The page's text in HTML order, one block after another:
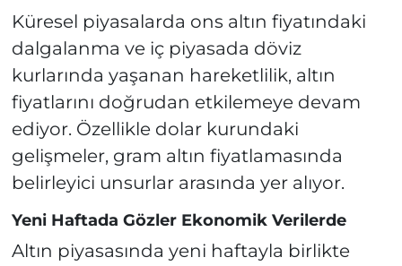
Küresel piyasalarda ons altın fiyatındaki
dalgalanma ve iç piyasada döviz
kurlarında yaşanan hareketlilik, altın
fiyatlarını doğrudan etkilemeye devam
ediyor. Özellikle dolar kurundaki
gelişmeler, gram altın fiyatlamasında
belirleyici unsurlar arasında yer alıyor.
Yeni Haftada Gözler Ekonomik Verilerde
Altın piyasasında yeni haftayla birlikte